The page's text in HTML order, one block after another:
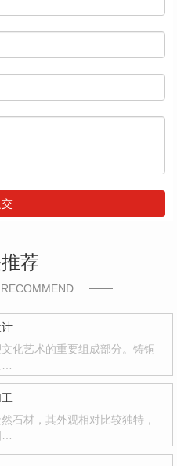
荐
化艺术的重要组成部分。铸铜
…
石材，其外观相对比较独特，
…